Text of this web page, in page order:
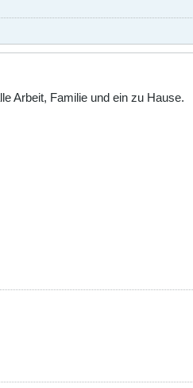
Arbeit, Familie und ein zu Hause.